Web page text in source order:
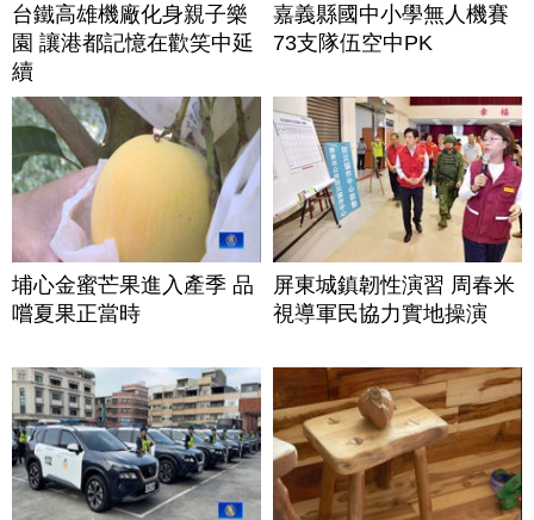
台鐵高雄機廠化身親子樂
園 讓港都記憶在歡笑中延
續
嘉義縣國中小學無人機賽
73支隊伍空中PK
埔心金蜜芒果進入產季 品
嚐夏果正當時
屏東城鎮韌性演習 周春米
視導軍民協力實地操演